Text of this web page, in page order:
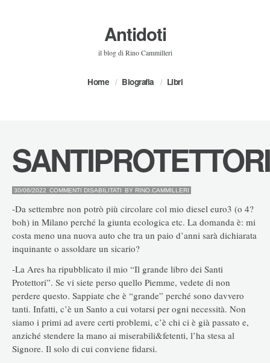
Antidoti
il blog di Rino Cammilleri
Home Biografia Libri
SANTIPROTETTORI
30/06/2022 COMMENTI DISABILITATI SU
BY RINO.CAMMILLERI
-Da settembre non potrò più circolare col mio diesel euro3 (o 4?
boh) in Milano perché la giunta ecologica etc. La domanda è: mi
costa meno una nuova auto che tra un paio d’anni sarà dichiarata
inquinante o assoldare un sicario?
-La Ares ha ripubblicato il mio “Il grande libro dei Santi
Protettori”. Se vi siete perso quello Piemme, vedete di non
perdere questo. Sappiate che è “grande” perché sono davvero
tanti. Infatti, c’è un Santo a cui votarsi per ogni necessità. Non
siamo i primi ad avere certi problemi, c’è chi ci è già passato e,
anziché stendere la mano ai miserabili&fetenti, l’ha stesa al
Signore. Il solo di cui conviene fidarsi.